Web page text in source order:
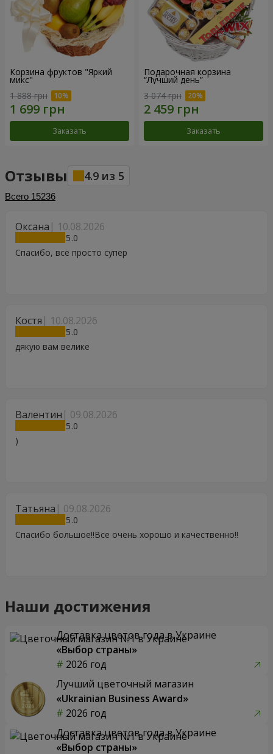
Корзина фруктов "Яркий
микс"
1 888 грн
Заказать
Подарочная корзина
“Лучший день”
3 074 грн
Заказать
Отзывы 4.9 из 5
Всего 15236
Оксана 10.08.2026
5
Спасибо, всё просто супер
Костя 10.08.2026
5
дякую вам велике
Валентин 09.08.2026
5
)
Татьяна 09.08.2026
5
Спасибо большое!!Все очень хорошо и качественно!!
Наши достижения
Доставка цветов года в Украине
«Выбор страны»
2026 год
Лучший цветочный магазин
«Ukrainian Business Award»
2026 год
Доставка цветов года в Украине
«Выбор страны»